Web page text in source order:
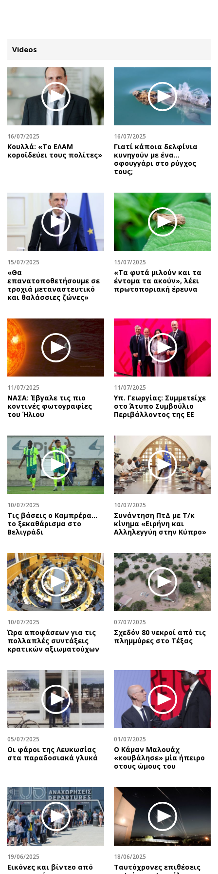
ΚΑΤΗΓΟΡΙΕΣ ΣΥΝΔΕΣΗ
Κύπρος
Παιδεία
Υγεία
Πολιτική
Βουλευτικές 2026
Δημοσκοπήσεις
Διπλωματία
Αθλητισμός
Κύπρος
Διεθνή
Κληρώσεις Allwyn
Οικονομική
Real Estate
Επιχειρήσεις
Αγορές
Money Review
AstroBank Properties
Trends
Ενέργεια
Περιβάλλον
Ελλάδα
Κόσμος
Παράξενα
Πολιτισμός
Σινεμά
Θέατρο-Χορός
Μουσική
Εικαστικά
Βιβλίο
Χειρόγραφα
Απόψεις
Αρθρογραφία
The Hill
Υγεία
Αγγελίες
Ενοικιάζονται
Ζητούν εργασία
Θέσεις εργασίας
Geek
Νέα
Social
Αυτοκίνηση
Οικονομία
Γενικά
Αναδρομές
Πρόσωπα
Περιβάλλον
Good Life
Γυναίκα
Ταξίδια
Συνταγές
Έξοδος
Media
Εκπομπές
Wine routes
Podcasts
Uncut
Προσφορές
Προσωπικότητες στην ''Κ''
Επιστολές
Videos
16/07/2025
Κουλλά: «Το ΕΛΑΜ
κοροϊδεύει τους πολίτες»
16/07/2025
Γιατί κάποια δελφίνια
κυνηγούν με ένα…
σφουγγάρι στο ρύγχος
τους;
15/07/2025
«Θα
επανατοποθετήσουμε σε
τροχιά μεταναστευτικό
και θαλάσσιες ζώνες»
15/07/2025
«Tα φυτά μιλούν και τα
έντομα τα ακούν», λέει
πρωτοποριακή έρευνα
11/07/2025
ΝΑΣΑ: Έβγαλε τις πιο
κοντινές φωτογραφίες
του Ήλιου
11/07/2025
Υπ. Γεωργίας: Συμμετείχε
στο Άτυπο Συμβούλιο
Περιβάλλοντος της ΕΕ
10/07/2025
Τις βάσεις ο Καμπρέρα…
το ξεκαθάρισμα στο
Βελιγράδι
10/07/2025
Συνάντηση ΠτΔ με Τ/κ
κίνημα «Ειρήνη και
Αλληλεγγύη στην Κύπρο»
10/07/2025
Ώρα αποφάσεων για τις
πολλαπλές συντάξεις
κρατικών αξιωματούχων
07/07/2025
Σχεδόν 80 νεκροί από τις
πλημμύρες στο Τέξας
05/07/2025
Οι φάροι της Λευκωσίας
στα παραδοσιακά γλυκά
01/07/2025
Ο Κάμαν Μαλουάχ
«κουβάλησε» μία ήπειρο
στους ώμους του
19/06/2025
Εικόνες και βίντεο από
18/06/2025
Ταυτόχρονες επιθέσεις